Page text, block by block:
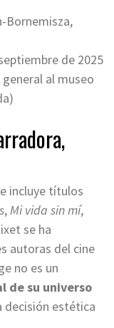
Bornemisza,
de 2025
al museo
incluye títulos
,Mi vida sin mí,
se ha
autoras del cine
no es un
de su universo
decisión estética